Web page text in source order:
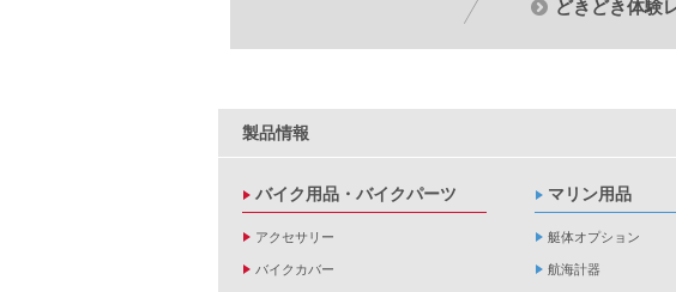
どきどき体験
製品情報
バイク用品・バイクパーツ
アクセサリー
バイクカバー
マリン用品
艇体オプション
航海計器